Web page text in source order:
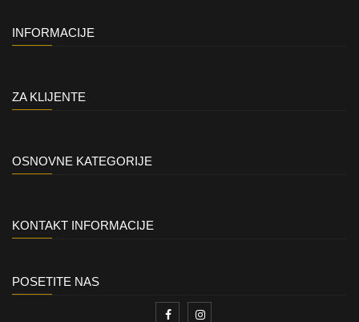
INFORMACIJE
ZA KLIJENTE
OSNOVNE KATEGORIJE
KONTAKT INFORMACIJE
POSETITE NAS